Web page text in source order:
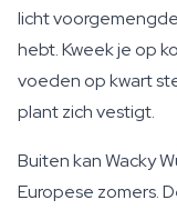
licht
hebt. Kweek je op
voeden op kwart
plant zich vestigt.
Buiten kan Wacky
Europese zomers.